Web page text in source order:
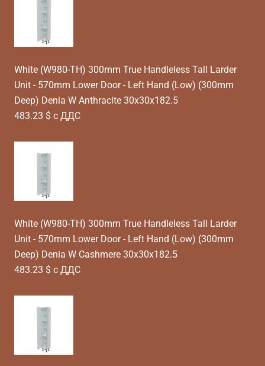
White (W980-TH) 300mm True Handleless Tall Larder
Unit - 570mm Lower Door - Left Hand (Low) (300mm
Deep) Denia W Anthracite 30x30x182.5
483.23 $ с ДДС
White (W980-TH) 300mm True Handleless Tall Larder
Unit - 570mm Lower Door - Left Hand (Low) (300mm
Deep) Denia W Cashmere 30x30x182.5
483.23 $ с ДДС